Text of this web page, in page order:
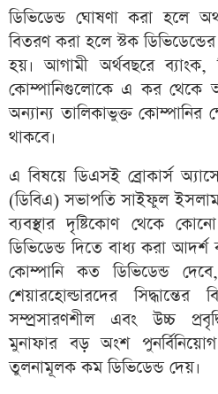
ডিভিডেন্ড ঘোষণা করা হলে
বিতরণ করা হলে স্টক
হয়। আগামী অর্থবছরে ব্যাংক,
কোম্পানিগুলোকে এ কর থেকে
অন্যান্য তালিকাভুক্ত কোম্পানির
থাকবে।
এ বিষয়ে ডিএসই ব্রোকার্স
(ডিবিএ) সভাপতি সাইফুল
ব্যবস্থার দৃষ্টিকোণ থেকে কোনো
ডিভিডেন্ড দিতে বাধ্য করা
কোম্পানি কত ডিভিডেন্ড
শেয়ারহোল্ডারদের
সম্প্রসারণশীল এবং উচ্চ
মুনাফার বড় অংশ
তুলনামূলক কম ডিভিডেন্ড দেয়।